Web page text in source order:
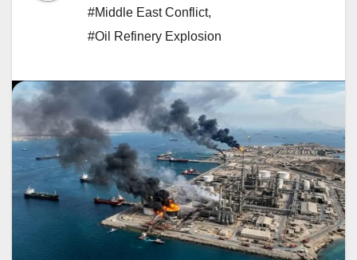
#Middle East Conflict,
#Oil Refinery Explosion